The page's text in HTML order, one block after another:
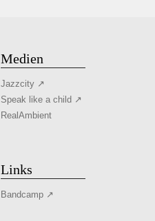
Medien
Jazzcity ↗
Speak like a child ↗
RealAmbient
Links
Bandcamp ↗